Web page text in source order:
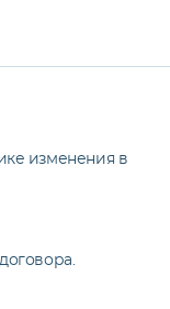
изменения в